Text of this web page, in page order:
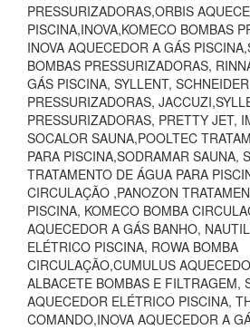
PRESSURIZADORAS,ORBIS
PISCINA,INOVA,KOMECO BOMBAS
INOVA AQUECEDOR A GÁS
BOMBAS PRESSURIZADORAS,
GÁS PISCINA, SYLLENT,
PRESSURIZADORAS,
PRESSURIZADORAS, PRETTY JET,
SOCALOR SAUNA,POOLTEC
PARA PISCINA,SODRAMAR SAUNA,
TRATAMENTO DE ÁGUA PARA
CIRCULAÇÃO ,PANOZON
PISCINA, KOMECO BOMBA
AQUECEDOR A GÁS BANHO,
ELÉTRICO PISCINA, ROWA BOMBA
CIRCULAÇÃO,CUMULUS
ALBACETE BOMBAS E FILTRAGEM,
AQUECEDOR ELÉTRICO PISCINA,
COMANDO,INOVA AQUECEDOR A